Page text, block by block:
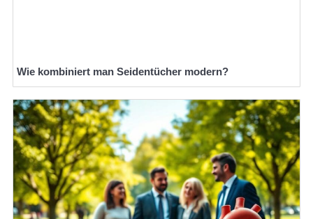
Wie kombiniert man Seidentücher modern?